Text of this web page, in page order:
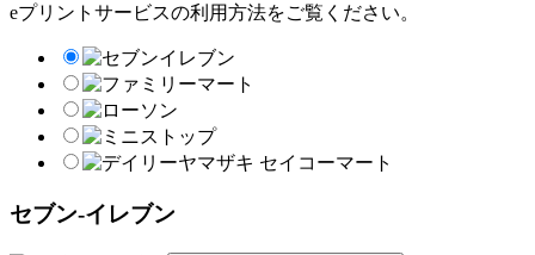
eプリントサービスの利用方法をご覧ください。
セブン-イレブン